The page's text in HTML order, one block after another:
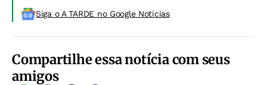
Siga o A TARDE no Google Noticias
Compartilhe essa notícia com seus
amigos